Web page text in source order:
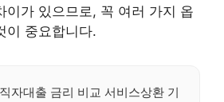
이가 있으므로, 꼭 여러 가지 옵
이 중요합니다.
자대출 금리 비교 서비스상환 기